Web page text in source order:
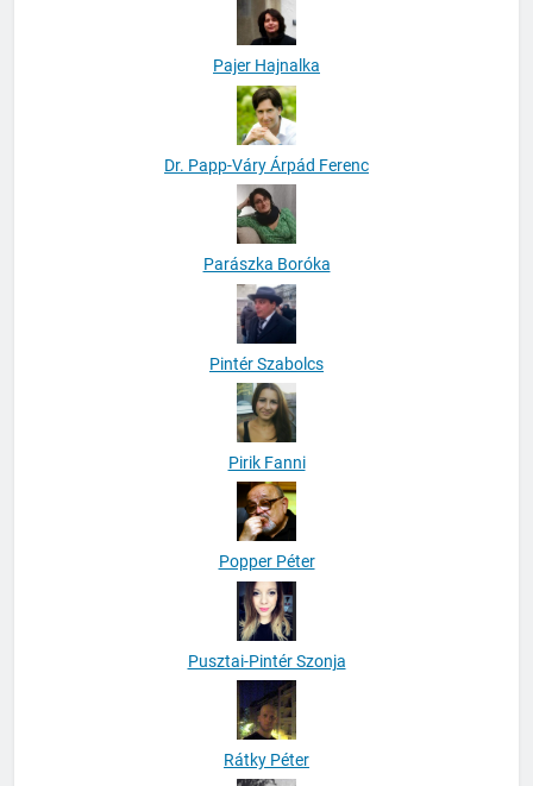
Pajer Hajnalka
Dr. Papp-Váry Árpád Ferenc
Parászka Boróka
Pintér Szabolcs
Pirik Fanni
Popper Péter
Pusztai-Pintér Szonja
Rátky Péter